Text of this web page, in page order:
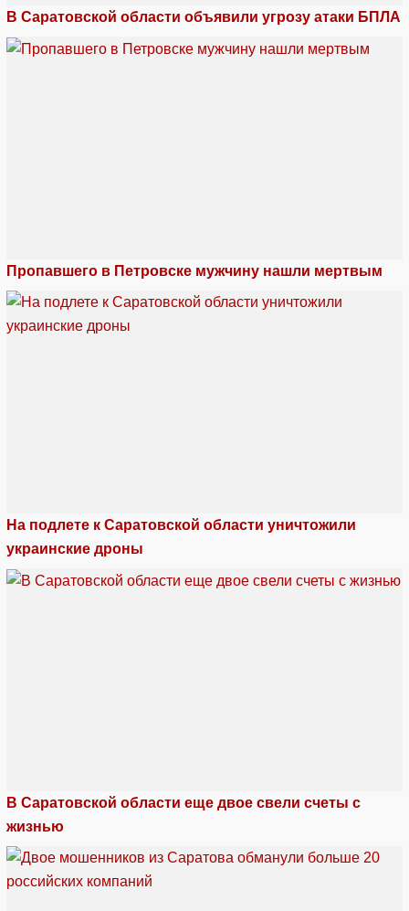
В Саратовской области объявили угрозу атаки БПЛА
Пропавшего в Петровске мужчину нашли мертвым
На подлете к Саратовской области уничтожили
украинские дроны
В Саратовской области еще двое свели счеты с
жизнью